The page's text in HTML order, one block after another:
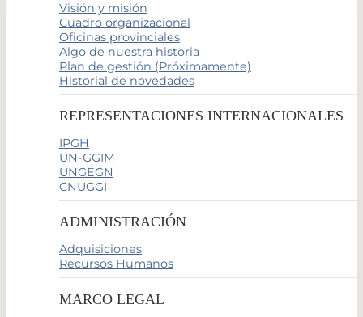
Visión y misión
Cuadro organizacional
Oficinas provinciales
Algo de nuestra historia
Plan de gestión (Próximamente)
Historial de novedades
REPRESENTACIONES INTERNACIONALES
IPGH
UN-GGIM
UNGEGN
CNUGGI
ADMINISTRACIÓN
Adquisiciones
Recursos Humanos
MARCO LEGAL